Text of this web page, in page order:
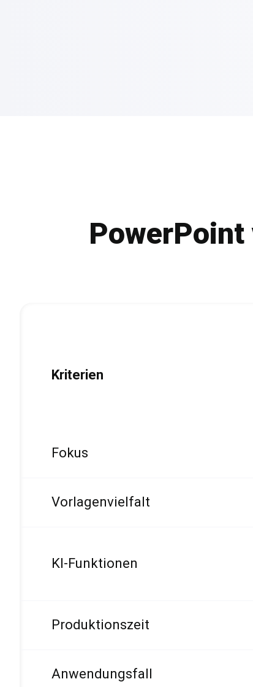
Kriterien
Fokus
Vorlagenvielfalt
KI-Funktionen
Produktionszeit
Anwendungsfall